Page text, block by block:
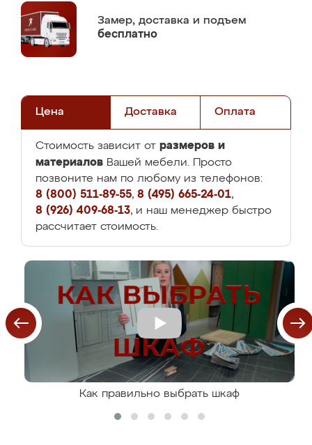
Замер, доставка и подъем
бесплатно
Цена Доставка Оплата
Стоимость зависит от размеров и
материалов Вашей мебели. Просто
позвоните нам по любому из телефонов:
8 (800) 511-89-55, 8 (495) 665-24-01,
8 (926) 409-68-13, и наш менеджер быстро
рассчитает стоимость.
Как правильно выбрать шкаф